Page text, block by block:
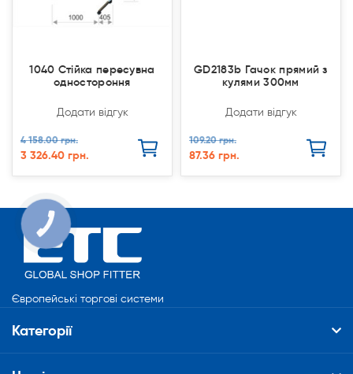
1040 Стійка пересувна
одностороння
Додати відгук
4 158.00 грн.
3 326.40 грн.
GD2183b Гачок прямий з
кулями 300мм
Додати відгук
109.20 грн.
87.36 грн.
Європейські торгові системи
Категорії
КНОПКА
СВЯЗИ